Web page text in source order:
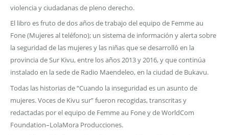
violencia y ciudadanas de pleno derecho.
El libro es fruto de dos años de trabajo del equipo de Femme au
Fone (Mujeres al teléfono); un sistema de información y alerta sobre
la seguridad de las mujeres y las niñas que se desarrolló en la
provincia de Sur Kivu, entre los años 2013 y 2016, y que continúa
instalado en la sede de Radio Maendeleo, en la ciudad de Bukavu.
Todas las historias de “Cuando la inseguridad es un asunto de
mujeres. Voces de Kivu sur” fueron recogidas, transcritas y
redactadas por el equipo de Femme au Fone y de WorldCom
Foundation–LolaMora Producciones.